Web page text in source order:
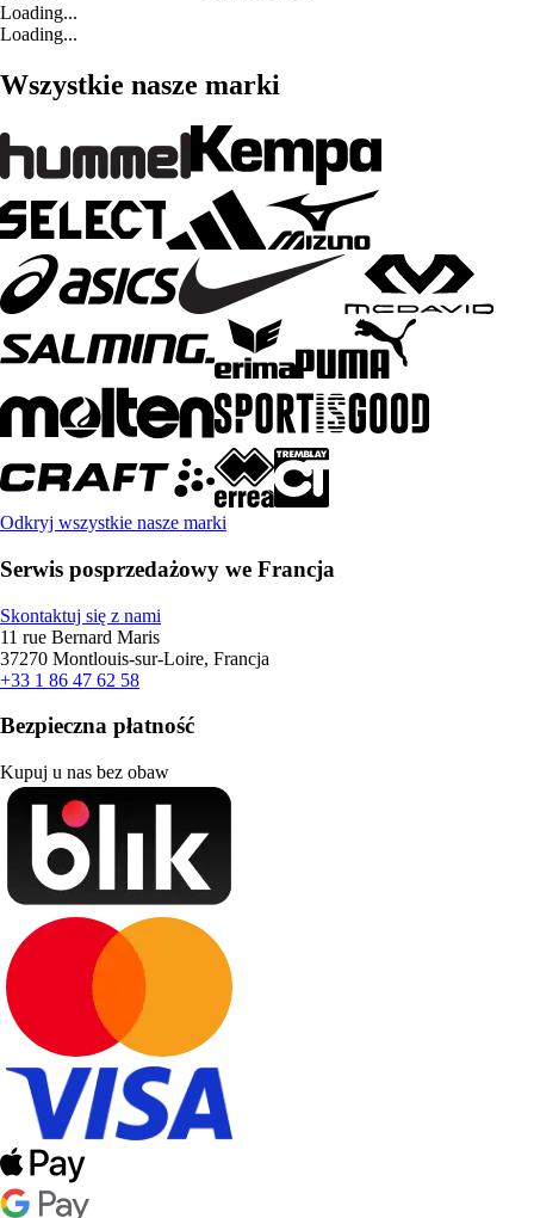
Loading...
Loading...
Wszystkie nasze marki
Odkryj wszystkie nasze marki
Serwis posprzedażowy we Francja
Skontaktuj się z nami
11 rue Bernard Maris
37270 Montlouis-sur-Loire, Francja
+33 1 86 47 62 58
Bezpieczna płatność
Kupuj u nas bez obaw